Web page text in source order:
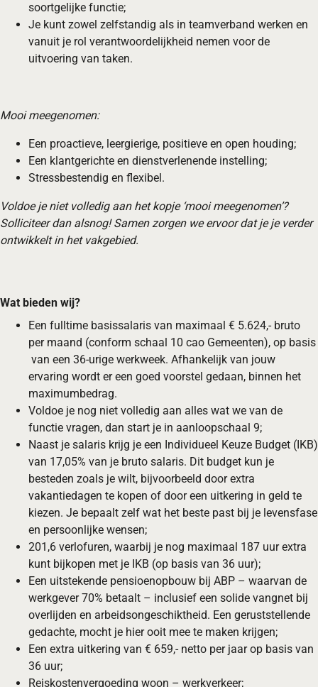
soortgelijke functie;
Je kunt zowel zelfstandig als in teamverband werken en
vanuit je rol verantwoordelijkheid nemen voor de
uitvoering van taken.
Mooi meegenomen:
Een proactieve, leergierige, positieve en open houding;
Een klantgerichte en dienstverlenende instelling;
Stressbestendig en flexibel.
Voldoe je niet volledig aan het kopje ‘mooi meegenomen’?
Solliciteer dan alsnog! Samen zorgen we ervoor dat je je verder
ontwikkelt in het vakgebied.
Wat bieden wij?
Een fulltime basissalaris van maximaal € 5.624,- bruto
per maand (conform schaal 10 cao Gemeenten), op basis
van een 36-urige werkweek. Afhankelijk van jouw
ervaring wordt er een goed voorstel gedaan, binnen het
maximumbedrag.
Voldoe je nog niet volledig aan alles wat we van de
functie vragen, dan start je in aanloopschaal 9;
Naast je salaris krijg je een Individueel Keuze Budget (IKB)
van 17,05% van je bruto salaris. Dit budget kun je
besteden zoals je wilt, bijvoorbeeld door extra
vakantiedagen te kopen of door een uitkering in geld te
kiezen. Je bepaalt zelf wat het beste past bij je levensfase
en persoonlijke wensen;
201,6 verlofuren, waarbij je nog maximaal 187 uur extra
kunt bijkopen met je IKB (op basis van 36 uur);
Een uitstekende pensioenopbouw bij ABP – waarvan de
werkgever 70% betaalt – inclusief een solide vangnet bij
overlijden en arbeidsongeschiktheid. Een geruststellende
gedachte, mocht je hier ooit mee te maken krijgen;
Een extra uitkering van € 659,- netto per jaar op basis van
36 uur;
Reiskostenvergoeding woon – werkverkeer;